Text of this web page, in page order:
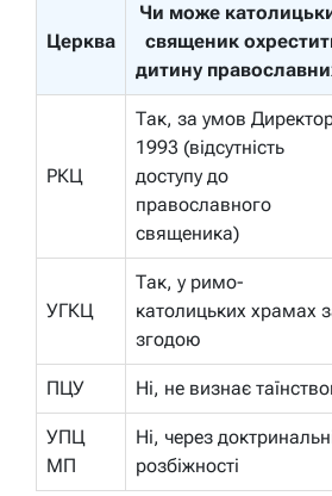
Церква
Чи може
священик
дитину
РКЦ
Так, за умов
1993 (відсутність
доступу до
православного
священика)
УГКЦ
Так, у римо-
католицьких храмах
згодою
ПЦУ Ні, не визнає
УПЦ
МП
Ні, через
розбіжності